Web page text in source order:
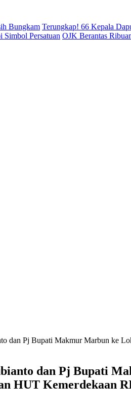
Bungkam Terungkap! 66 Kepala
Simbol Persatuan OJK Berantas
dan Pj Bupati Makmur Marbun ke
dan Pj Bupati
HUT Kemerdekaan